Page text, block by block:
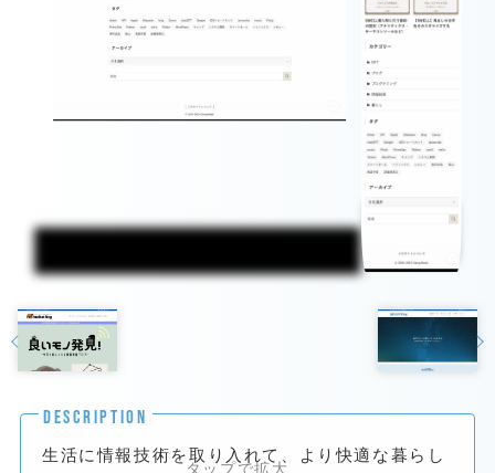
DESCRIPTION
生活に情報技術を取り入れて、より快適な暮らし